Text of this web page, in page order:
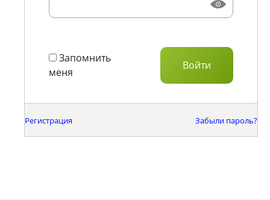
Запомнить
меня
Регистрация Забыли пароль?